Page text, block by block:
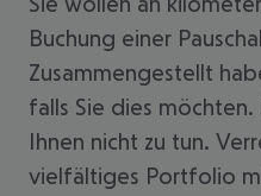
Buchung einer
Zusammengestellt
falls Sie dies
Ihnen nicht zu tun.
vielfältiges Portfolio